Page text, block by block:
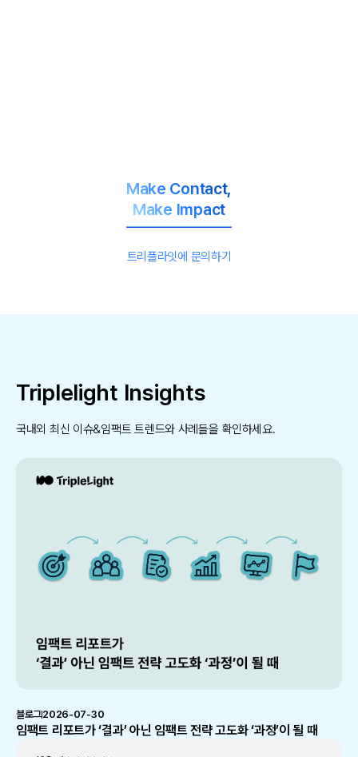
Make Contact,
Make Impact
트리플라잇에 문의하기
Triplelight Insights
국내외 최신 이슈&임팩트 트렌드와 사례들을 확인하세요.
블로그2026-07-30
임팩트 리포트가 ‘결과’ 아닌 임팩트 전략 고도화 ‘과정’이 될 때